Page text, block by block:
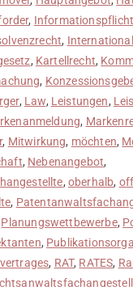
,
, International
, Kartellrecht,
,
, Law, Leistungen,
,
, Mitwirkung, möchten,
, Nebenangebot,
, oberhalb,
,
Planungswettbewerbe,
,
, RAT, RATES,